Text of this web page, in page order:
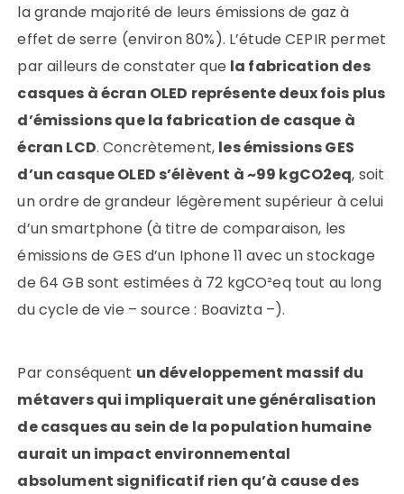
la grande majorité de leurs émissions de gaz à
effet de serre (environ 80%). L’étude CEPIR permet
par ailleurs de constater que la fabrication des
casques à écran OLED représente deux fois plus
d’émissions que la fabrication de casque à
écran LCD. Concrètement, les émissions GES
d’un casque OLED s’élèvent à ~99 kgCO2eq, soit
un ordre de grandeur légèrement supérieur à celui
d’un smartphone (à titre de comparaison, les
émissions de GES d’un Iphone 11 avec un stockage
de 64 GB sont estimées à 72 kgCO²eq tout au long
du cycle de vie – source : Boavizta –).
Par conséquent un développement massif du
métavers qui impliquerait une généralisation
de casques au sein de la population humaine
aurait un impact environnemental
absolument significatif rien qu’à cause des